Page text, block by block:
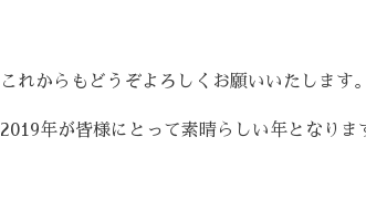
これからもどうぞよろしくお願いいたします。
2019年が皆様にとって素晴らしい年となり